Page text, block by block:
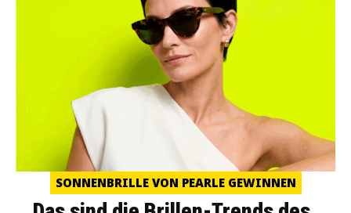
SONNENBRILLE VON PEARLE GEWINNEN